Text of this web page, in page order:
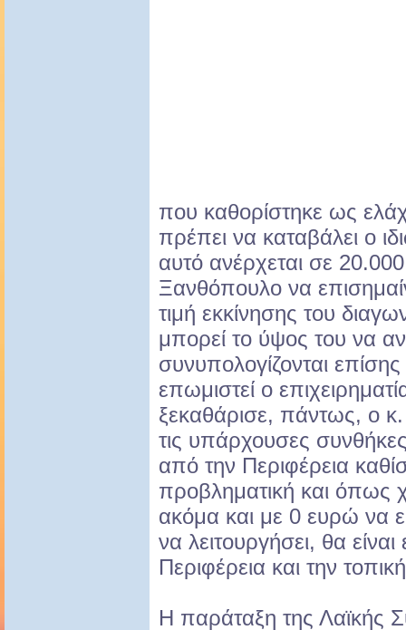
που καθορίστηκε ως
πρέπει να καταβάλει ο
αυτό ανέρχεται σε
Ξανθόπουλο να
τιμή εκκίνησης του
μπορεί το ύψος του να
συνυπολογίζονται
επωμιστεί ο
ξεκαθάρισε, πάντως, ο κ.
τις υπάρχουσες
από την Περιφέρεια
προβληματική και όπως
ακόμα και με 0 ευρώ να
να λειτουργήσει, θα
Περιφέρεια και την
Η παράταξη της Λαϊκής